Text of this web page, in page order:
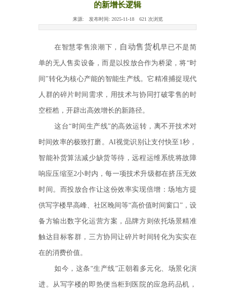
的新增长逻辑
来源: 发布时间: 2025-11-18 621 次浏览
在智慧零售浪潮下， 自动售货机早已不是简
单的无人售卖设备，而是以投放合作为桥梁，将“时
间”转化为核心产能的智能生产线。它精准捕捉现代
人群的碎片时间需求，用技术与协同打破零售的时
空桎梏，开辟出高效增长的新路径。
这台“时间生产线”的高效运转，离不开技术对
时间效率的极致打磨。AI视觉识别让支付快至1秒，
智能补货算法减少缺货等待，远程运维系统将故障
响应压缩至2小时内，每一项技术升级都在挤压无效
时间。而投放合作让这份效率实现倍增：场地方提
供写字楼早高峰、社区晚间等“高价值时间窗口”，设
备方输出数字化运营方案，品牌方则依托场景精准
触达目标客群，三方协同让碎片时间转化为实实在
在的消费价值。
如今，这条“生产线”正朝着多元化、场景化演
进。从写字楼的即热便当柜到医院的应急药品机，